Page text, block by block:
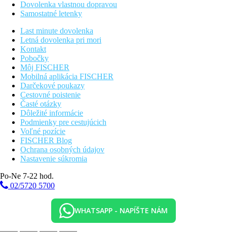
Dovolenka vlastnou dopravou
Samostatné letenky
Last minute dovolenka
Letná dovolenka pri mori
Kontakt
Pobočky
Môj FISCHER
Mobilná aplikácia FISCHER
Darčekové poukazy
Cestovné poistenie
Časté otázky
Dôležité informácie
Podmienky pre cestujúcich
Voľné pozície
FISCHER Blog
Ochrana osobných údajov
Nastavenie súkromia
Po-Ne 7-22 hod.
02/5720 5700
WHATSAPP - NAPÍŠTE NÁM